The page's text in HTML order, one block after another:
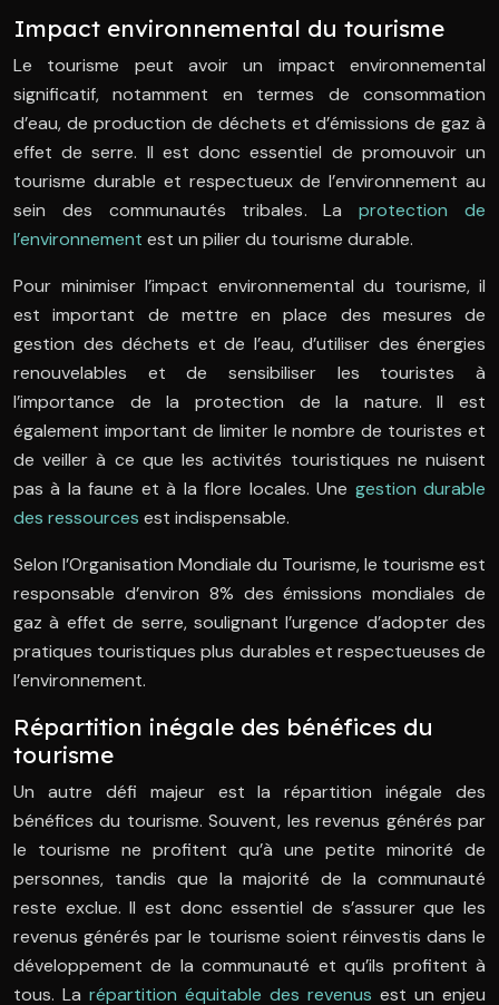
Impact environnemental du tourisme
Le tourisme peut avoir un impact environnemental
significatif, notamment en termes de consommation
d’eau, de production de déchets et d’émissions de gaz à
effet de serre. Il est donc essentiel de promouvoir un
tourisme durable et respectueux de l’environnement au
sein des communautés tribales. Laprotection de
l’environnement est un pilier du tourisme durable.
Pour minimiser l’impact environnemental du tourisme, il
est important de mettre en place des mesures de
gestion des déchets et de l’eau, d’utiliser des énergies
renouvelables et de sensibiliser les touristes à
l’importance de la protection de la nature. Il est
également important de limiter le nombre de touristes et
de veiller à ce que les activités touristiques ne nuisent
pas à la faune et à la flore locales. Une gestion durable
des ressources est indispensable.
Selon l’Organisation Mondiale du Tourisme, le tourisme est
responsable d’environ 8% des émissions mondiales de
gaz à effet de serre, soulignant l’urgence d’adopter des
pratiques touristiques plus durables et respectueuses de
l’environnement.
Répartition inégale des bénéfices du
tourisme
Un autre défi majeur est la répartition inégale des
bénéfices du tourisme. Souvent, les revenus générés par
le tourisme ne profitent qu’à une petite minorité de
personnes, tandis que la majorité de la communauté
reste exclue. Il est donc essentiel de s’assurer que les
revenus générés par le tourisme soient réinvestis dans le
développement de la communauté et qu’ils profitent à
tous. La répartition équitable des revenus est un enjeu